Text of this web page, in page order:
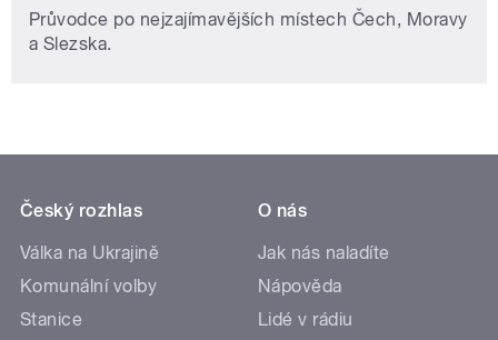
Průvodce po nejzajímavějších místech Čech, Moravy
a Slezska.
Český rozhlas
Válka na Ukrajině
Komunální volby
Stanice
O nás
Jak nás naladíte
Nápověda
Lidé v rádiu